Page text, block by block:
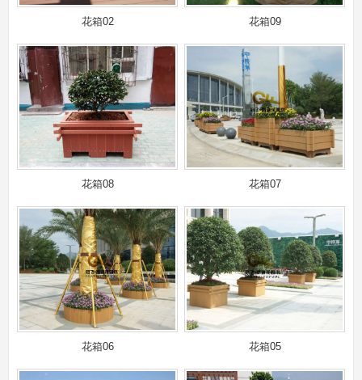
花箱02 花箱09
花箱08 花箱07
花箱06 花箱05